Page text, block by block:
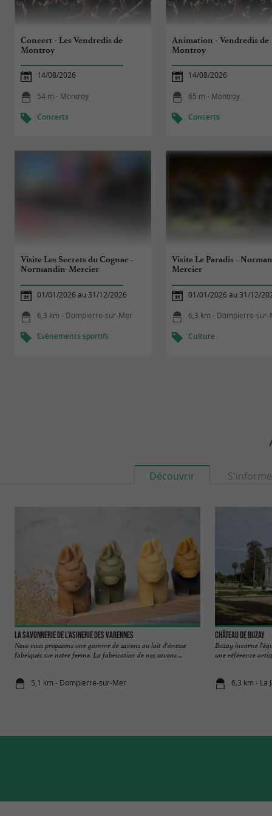
Concert - Les Vendredis de
Montroy
14/08/2026
54 m - Montroy
Concerts
Animation - Vendredis de
Montroy
14/08/2026
65 m - Montroy
Concerts
Visite Les Secrets du Cognac -
Normandin-Mercier
01/01/2026 au 31/12/2026
6,3 km - Dompierre-sur-Mer
Evènements sportifs
Visite Le Paradis -
Mercier
01/01/2026 au 31/12/
6,3 km - Dompierre-
Culture
Découvrir
La savonnerie de l'asinerie des Varennes
Nous vous proposons une gamme de savons au lait d'ânesse
fabriqués sur notre ferme. La fabrication de nos savons ...
5,1 km - Dompierre-sur-Mer
Château de Buzay
Buzay incarne
une référence
6,3 km - La